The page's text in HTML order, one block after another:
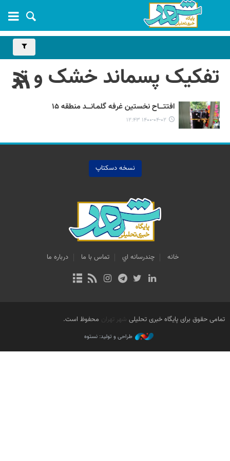
تفکیک پسماند خشک و تر
افتتــــاح نخستین غرفه گلمـانــــد منطقه ۱۵
۱۴۰۰-۰۴-۰۲ ۱۲:۴۳
نسخه دسکتاپ
خانه چندرسانه اي تماس با ما درباره ما
تمامی حقوق برای پایگاه خبری تحلیلی شهر تهران محفوظ است.
طراحی و تولید: نستوه